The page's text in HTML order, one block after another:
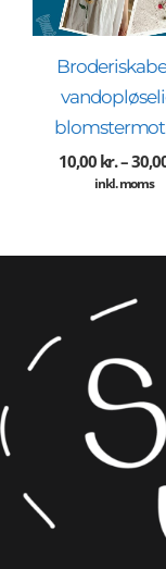
10,00 kr.–
inkl. moms